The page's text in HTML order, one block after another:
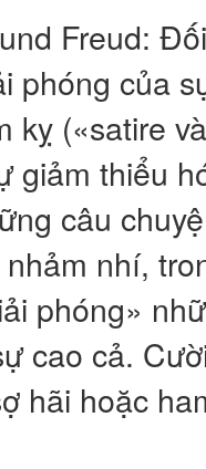
Freud:
phóng của
kỵ («satire
giảm thiểu
câu
nhí,
phóng»
cao cả.
hãi hoặc